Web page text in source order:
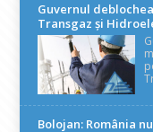
Guvernul
Transgaz și
Bolojan: România